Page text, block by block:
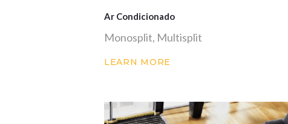
Ar Condicionado
Monosplit, Multisplit
LEARN MORE